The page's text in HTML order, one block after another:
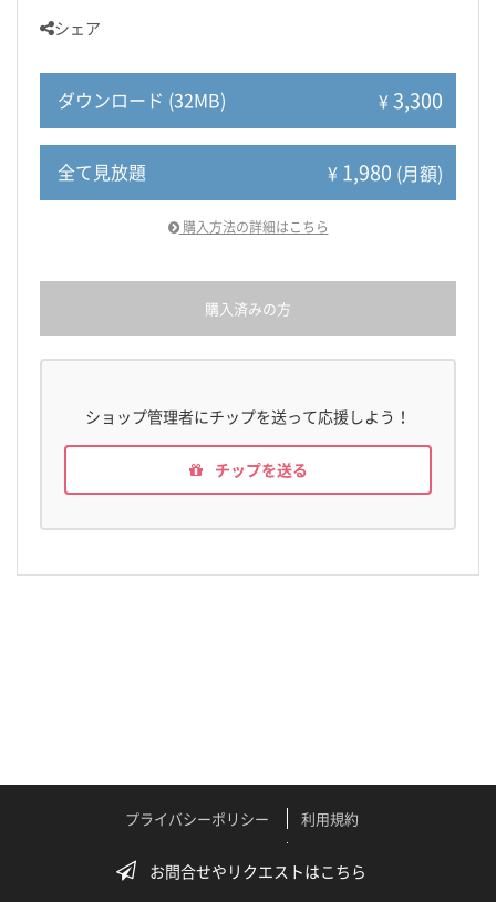
シェア
ダウンロード (32MB) ¥3,300
全て見放題 ¥ 1,980 (月額)
購入方法の詳細はこちら
購入済みの方
ショップ管理者にチップを送って応援しよう！
チップを送る
お問合せやリクエストはこちら
プライバシーポリシー
利用規約
テクニカルサポート